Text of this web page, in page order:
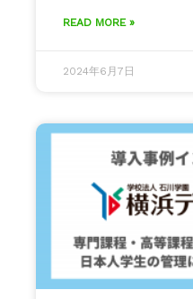
READ MORE »
2024年6月7日